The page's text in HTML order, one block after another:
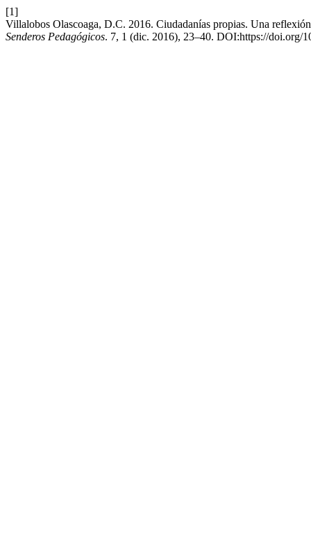
[1]
Villalobos Olascoaga, D.C. 2016. Ciudadanías propias. Una
Senderos Pedagógicos. 7, 1 (dic. 2016), 23–40. DOI:https://doi.org/